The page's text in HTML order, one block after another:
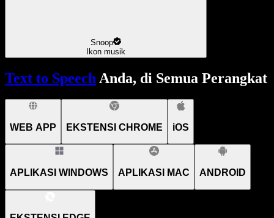
Snoop
Ikon musik
Text to SpeechAnda, di Semua Perangkat
WEB APP EKSTENSI CHROME iOS
APLIKASI WINDOWS APLIKASI MAC ANDROID